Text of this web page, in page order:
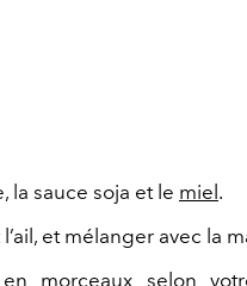
la sauce soja et le miel .
et mélanger avec la
morceaux selon